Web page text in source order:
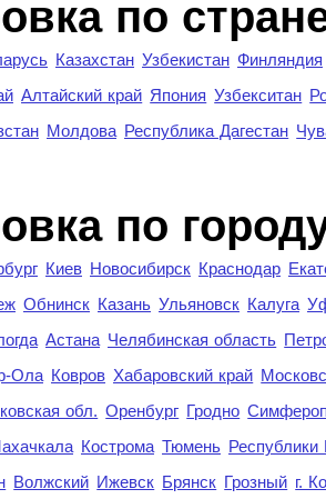
по
Казахстан Узбекистан Финляндия
Алтайский край Япония Узбекситан
Молдова Республика Дагестан
по
Киев Новосибирск Краснодар
Обнинск Казань Ульяновск Калуга
Астана Челябинская область
Ола Ковров Хабаровский край
обл. Оренбург Гродно
Кострома Тюмень Республики
Волжский Ижевск Брянск Грозный г.